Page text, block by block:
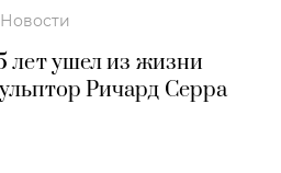
Новости
лет ушел из жизни
Ричард Серра